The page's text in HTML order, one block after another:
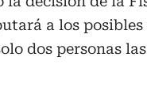
a los posibles
dos personas